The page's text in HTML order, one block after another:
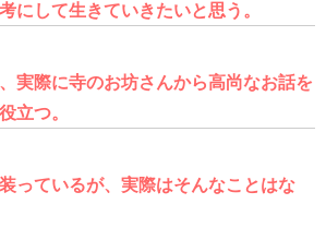
にして生きていきたいと思う。
実際に寺のお坊さんから高尚なお話を
立つ。
っているが、実際はそんなことはな